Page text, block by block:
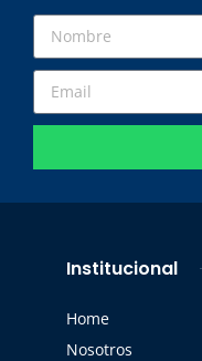
Institucional
Home
Nosotros